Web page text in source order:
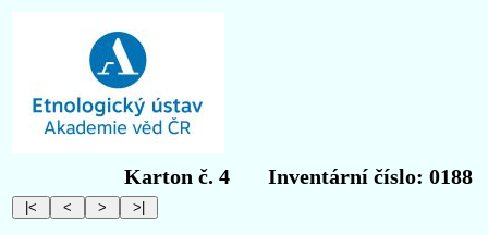
Karton č. 4 Inventární číslo: 0188